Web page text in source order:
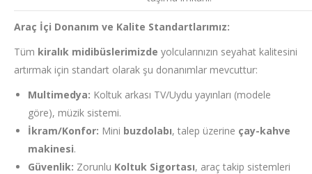
Araç İçi Donanım ve Kalite Standartlarımız:
Tüm kiralık midibüslerimizde yolcularınızın seyahat kalitesini
artırmak için standart olarak şu donanımlar mevcuttur:
Multimedya: Koltuk arkası TV/Uydu yayınları (modele
göre), müzik sistemi.
İkram/Konfor: Mini buzdolabı, talep üzerine çay-kahve
makinesi.
Güvenlik: Zorunlu Koltuk Sigortası, araç takip sistemleri